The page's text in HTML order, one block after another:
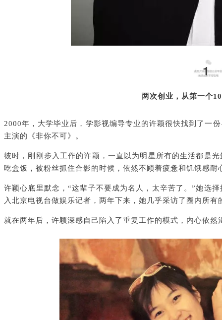
1
两次创业，从第一个
2000年，大学毕业后，学影视编导专业的许颖很快找到了一
主演的《非你不可》。
彼时，刚刚步入工作的许颖，一直以为明星所有的生活都是
吃盒饭，被粉丝抓住合影的时候，依然不顾着疲惫和饥饿感耐
许颖心底里默念，“这辈子不要成为名人，太辛苦了。”她选
入北京电视台做娱乐记者，两年下来，她几乎采访了圈内所有
就在两年后，许颖深感自己陷入了重复工作的模式，内心依